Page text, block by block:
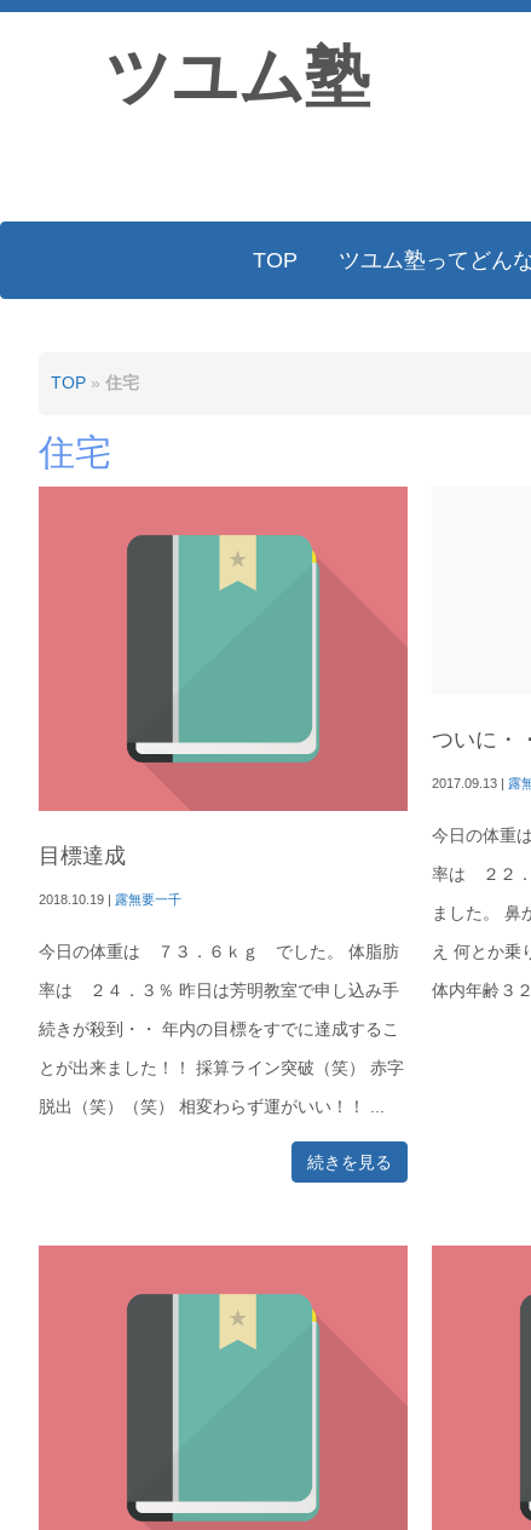
ツユム塾
TOP ツユム塾ってどん
TOP » 住宅
住宅
目標達成
2018.10.19 | 露無要一千
今日の体重は ７３．６ｋｇ でした。 体脂肪
率は ２４．３％ 昨日は芳明教室で申し込み手
続きが殺到・・ 年内の目標をすでに達成するこ
とが出来ました！！ 採算ライン突破（笑） 赤字
脱出（笑）（笑） 相変わらず運がいい！！ ...
続きを見る
ついに・
2017.09.13| 露
今日の体重
率は ２２．
ました。 鼻
え 何とか乗
体内年齢３